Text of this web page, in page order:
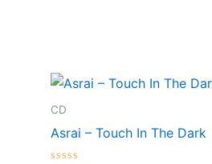
CD
Asrai – Touch In The Dark